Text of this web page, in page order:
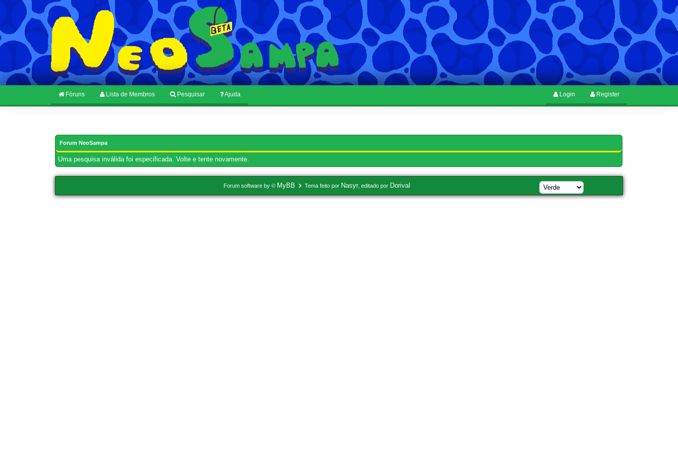
Fóruns Lista de Membros Pesquisar Ajuda Register
Login
Forum NeoSampa
Uma pesquisa inválida foi especificada. Volte e tente novamente.
Forum software by © MyBB Tema feito por Nasyr, editado por Dorival